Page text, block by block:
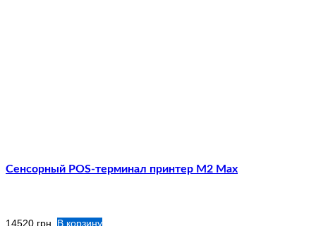
Сенсорный POS-терминал принтер M2 Max
14520 грн. В корзину